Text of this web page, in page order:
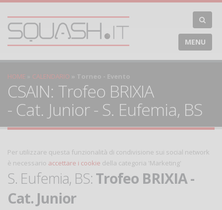
MENU
HOME CALENDARIO Torneo - Evento
CSAIN: Trofeo BRIXIA
- Cat. Junior - S. Eufemia, BS
Per utilizzare questa funzionalità di condivisione sui social network
è necessario accettare i cookie della categoria 'Marketing'
S. Eufemia, BS: Trofeo BRIXIA -
Cat. Junior